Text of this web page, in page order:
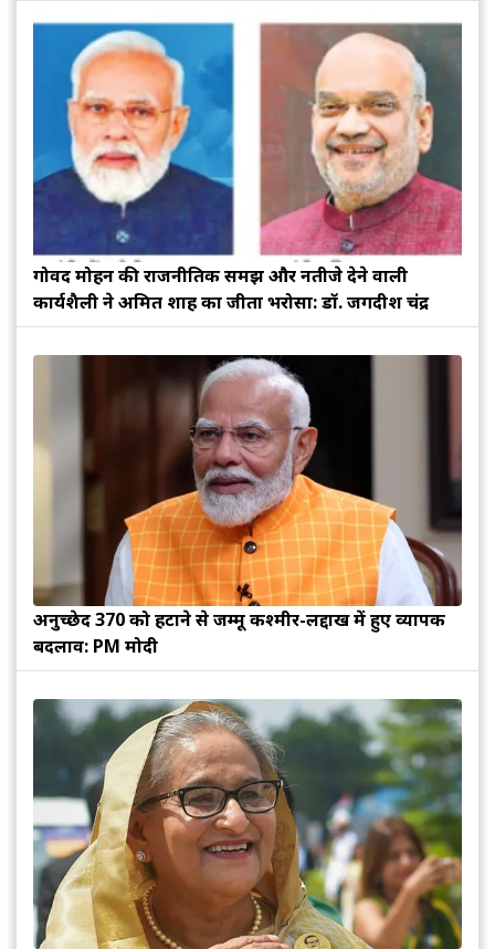
गोविंद मोहन की राजनीतिक समझ और नतीजे देने वाली
कार्यशैली ने अमित शाह का जीता भरोसा: डॉ. जगदीश चंद्र
अनुच्छेद 370 को हटाने से जम्मू कश्मीर-लद्दाख में हुए व्यापक
बदलाव: PM मोदी